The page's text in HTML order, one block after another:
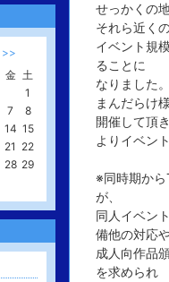
せっかくの
それら近く
イベント規
ることに
なりました。
まんだらけ
開催して頂き
よりイベン
※同時期から
が、
同人イベン
備他の対応や
成人向作品
を求められ
>>
金 土
1
7
8
14 15
21 22
28 29